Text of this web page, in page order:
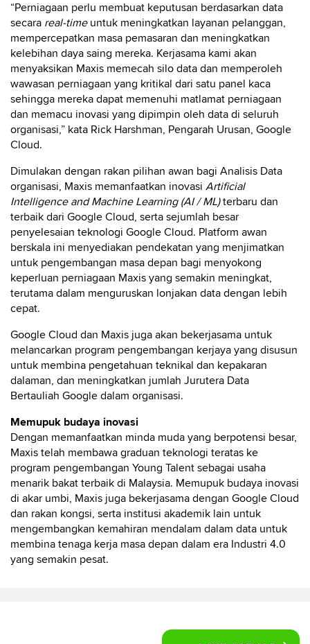
“Perniagaan perlu membuat keputusan berdasarkan data
secara real-timeuntuk meningkatkan layanan pelanggan,
mempercepatkan masa pemasaran dan meningkatkan
kelebihan daya saing mereka. Kerjasama kami akan
menyaksikan Maxis memecah silo data dan memperoleh
wawasan perniagaan yang kritikal dari satu panel kaca
sehingga mereka dapat memenuhi matlamat perniagaan
dan memacu inovasi yang dipimpin oleh data di seluruh
organisasi,” kata Rick Harshman, Pengarah Urusan, Google
Cloud.
Dimulakan dengan rakan pilihan awan bagi Analisis Data
organisasi, Maxis memanfaatkan inovasi Artificial
Intelligence and Machine Learning (AI / ML)terbaru dan
terbaik dari Google Cloud, serta sejumlah besar
penyelesaian teknologi Google Cloud. Platform awan
berskala ini menyediakan pendekatan yang menjimatkan
untuk pengembangan masa depan bagi menyokong
keperluan perniagaan Maxis yang semakin meningkat,
terutama dalam menguruskan lonjakan data dengan lebih
cepat.
Google Cloud dan Maxis juga akan bekerjasama untuk
melancarkan program pengembangan kerjaya yang disusun
untuk membina pengetahuan teknikal dan kepakaran
dalaman, dan meningkatkan jumlah Jurutera Data
Bertauliah Google dalam organisasi.
Memupuk budaya inovasi
Dengan memanfaatkan minda muda yang berpotensi besar,
Maxis telah membawa graduan teknologi teratas ke
program pengembangan Young Talent sebagai usaha
menarik bakat terbaik di Malaysia. Memupuk budaya inovasi
di akar umbi, Maxis juga bekerjasama dengan Google Cloud
dan rakan kongsi, serta institusi akademik lain untuk
mengembangkan kemahiran mendalam dalam data untuk
membina tenaga kerja masa depan dalam era Industri 4.0
yang semakin pesat.